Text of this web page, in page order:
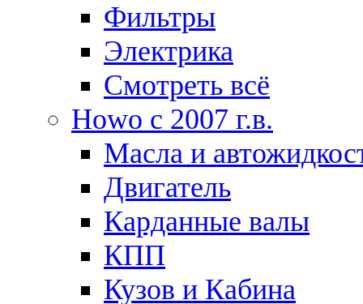
Фильтры
Электрика
Смотреть всё
Howo c 2007 г.в.
Масла и
Двигатель
Карданные валы
КПП
Кузов и Кабина